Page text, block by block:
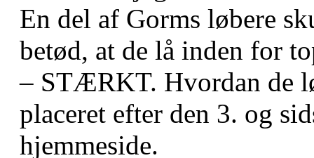
En del af Gorms løbere
betød, at de lå inden for
– STÆRKT. Hvordan de
placeret efter den 3. og
hjemmeside.